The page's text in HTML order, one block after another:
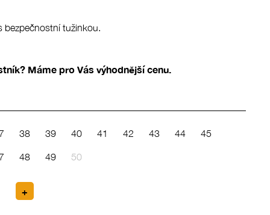
bezpečnostní tužinkou.
Máme pro Vás výhodnější cenu.
38 39 40 41 42 43 44 45
48 49 50